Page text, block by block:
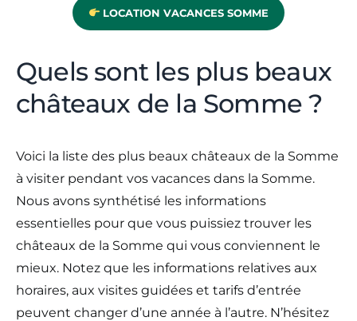
LOCATION VACANCES SOMME
Quels sont les plus beaux
châteaux de la Somme ?
Voici la liste des plus beaux châteaux de la Somme
à visiter pendant vos vacances dans la Somme.
Nous avons synthétisé les informations
essentielles pour que vous puissiez trouver les
châteaux de la Somme qui vous conviennent le
mieux. Notez que les informations relatives aux
horaires, aux visites guidées et tarifs d’entrée
peuvent changer d’une année à l’autre. N’hésitez